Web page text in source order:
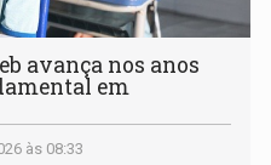
avança nos anos
em
às 08:33